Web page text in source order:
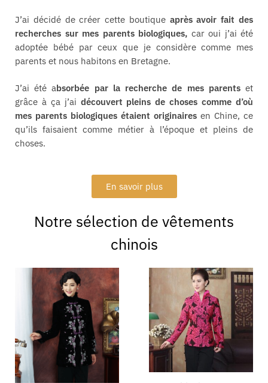
J’ai décidé de créer cette boutique après avoir fait des
recherches sur mes parents biologiques, car oui j’ai été
adoptée bébé par ceux que je considère comme mes
parents et nous habitons en Bretagne.
J’ai été absorbée par la recherche de mes parentset
grâce à ça j’ai découvert pleins de choses comme d’où
mes parents biologiques étaient originaires en Chine, ce
qu’ils faisaient comme métier à l’époque et pleins de
choses.
En savoir plus
Notre sélection de vêtements
chinois